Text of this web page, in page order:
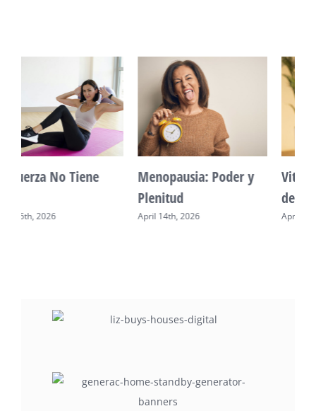
Vitalidad: Agua y
April 12th, 2026
Mente Plena Poder
Real
April 28th, 2026